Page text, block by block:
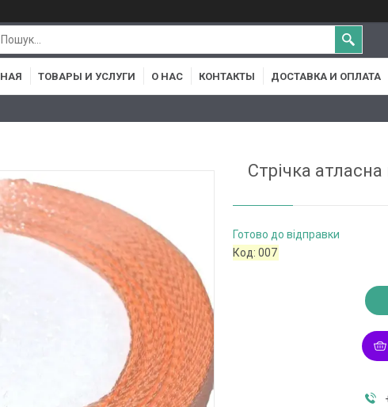
ТОВАРЫ И УСЛУГИ О НАС КОНТАКТЫ ДОСТАВКА И ОПЛАТА
Стрічка
Готово до відправки
Код:007